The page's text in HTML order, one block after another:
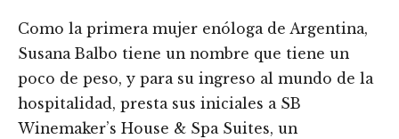
Como la primera mujer enóloga de Argentina,
Susana Balbo tiene un nombre que tiene un
poco de peso, y para su ingreso al mundo de la
hospitalidad, presta sus iniciales a SB
Winemaker’s House & Spa Suites, un